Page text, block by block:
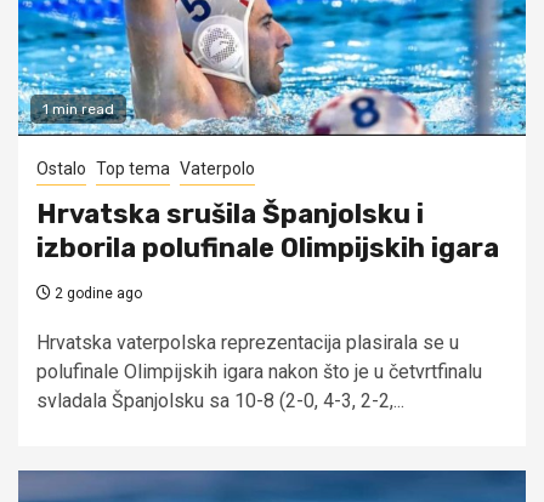
1 min read
Ostalo Top tema Vaterpolo
Hrvatska srušila Španjolsku i
izborila polufinale Olimpijskih igara
2 godine ago
Hrvatska vaterpolska reprezentacija plasirala se u
polufinale Olimpijskih igara nakon što je u četvrtfinalu
svladala Španjolsku sa 10-8 (2-0, 4-3, 2-2,...